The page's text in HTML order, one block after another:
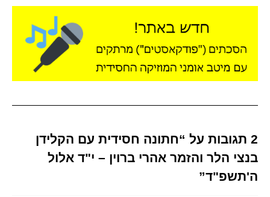
2 תגובות על “חתונה חסידית עם הקלידן
בנצי הלר והזמר אהרי ברוין – י"ד אלול
ה'תשפ"ד”